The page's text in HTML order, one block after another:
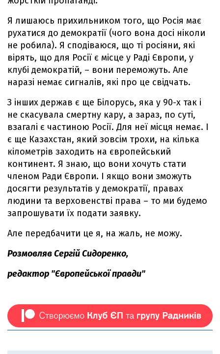
Я лишаюсь прихильником того, що Росія має
рухатися до демократії (чого вона досі ніколи
не робила). Я сподіваюся, що ті росіяни, які
вірять, що для Росії є місце у Раді Європи, у
клубі демократій, – вони переможуть. Але
наразі немає сигналів, які про це свідчать.
З інших держав є ще Білорусь, яка у 90-х так і
не скасувала смертну кару, а зараз, по суті,
взагалі є частиною Росії. Для неї місця немає. І
є ще Казахстан, який зовсім трохи, на кілька
кілометрів заходить на європейський
континент. Я знаю, що вони хочуть стати
членом Ради Європи. І якщо вони зможуть
досягти результатів у демократії, правах
людини та верховенстві права – то ми будемо
запрошувати їх подати заявку.
Але передбачити це я, на жаль, не можу.
Розмовляв Сергій Сидоренко,
редактор "Європейської правди"